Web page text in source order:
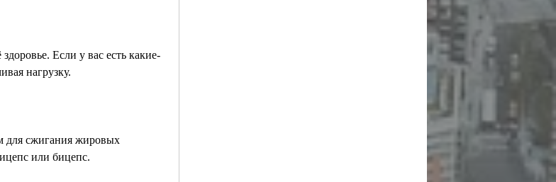
Если у вас есть какие-
нагрузку.
для сжигания жировых
или бицепс.